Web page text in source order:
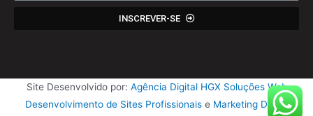
INSCREVER-SE
Site Desenvolvido por: Agência Digital HGX Soluções Web
Desenvolvimento de Sites Profissionaise Marketing Digital